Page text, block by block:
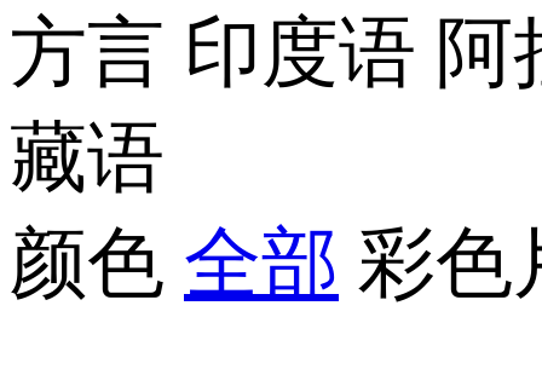
方言 印度语
藏语
颜色 全部 彩